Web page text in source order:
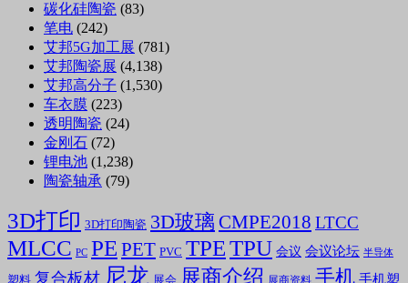
碳化硅陶瓷 (83)
笔电 (242)
艾邦5G加工展 (781)
艾邦陶瓷展 (4,138)
艾邦高分子 (1,530)
车衣膜 (223)
透明陶瓷 (24)
金刚石 (72)
锂电池 (1,238)
陶瓷轴承 (79)
3D打印 3D打印陶瓷 3D玻璃 CMPE2018 LTCC
MLCC PC PE PET PVC TPETPU 会议 会议论坛 半导体
塑料 复合板材 尼龙 展会 展商介绍 展商资料 手机 手机塑